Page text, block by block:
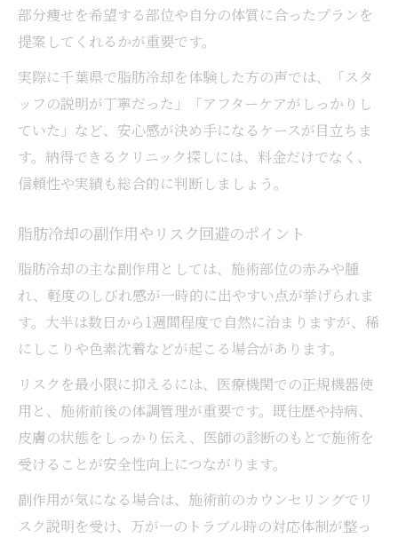
部分痩せを希望する部位や自分の体質に合ったプランを
提案してくれるかが重要です。
実際に千葉県で脂肪冷却を体験した方の声では、「スタ
ッフの説明が丁寧だった」「アフターケアがしっかりし
ていた」など、安心感が決め手になるケースが目立ちま
す。納得できるクリニック探しには、料金だけでなく、
信頼性や実績も総合的に判断しましょう。
脂肪冷却の副作用やリスク回避のポイント
脂肪冷却の主な副作用としては、施術部位の赤みや腫
れ、軽度のしびれ感が一時的に出やすい点が挙げられま
す。大半は数日から1週間程度で自然に治まりますが、稀
にしこりや色素沈着などが起こる場合があります。
リスクを最小限に抑えるには、医療機関での正規機器使
用と、施術前後の体調管理が重要です。既往歴や持病、
皮膚の状態をしっかり伝え、医師の診断のもとで施術を
受けることが安全性向上につながります。
副作用が気になる場合は、施術前のカウンセリングでリ
スク説明を受け、万が一のトラブル時の対応体制が整っ